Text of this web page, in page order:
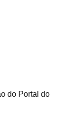
do Portal do